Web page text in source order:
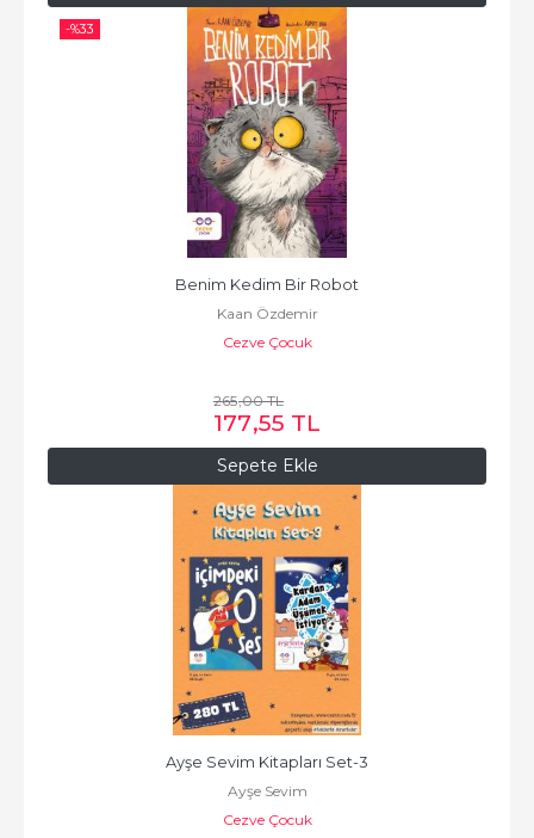
-%33
Sepete Ekle
Benim Kedim Bir Robot
Kaan Özdemir
Cezve Çocuk
265,00TL
177,55 TL
Ayşe Sevim Kitapları Set-3
Ayşe Sevim
Cezve Çocuk